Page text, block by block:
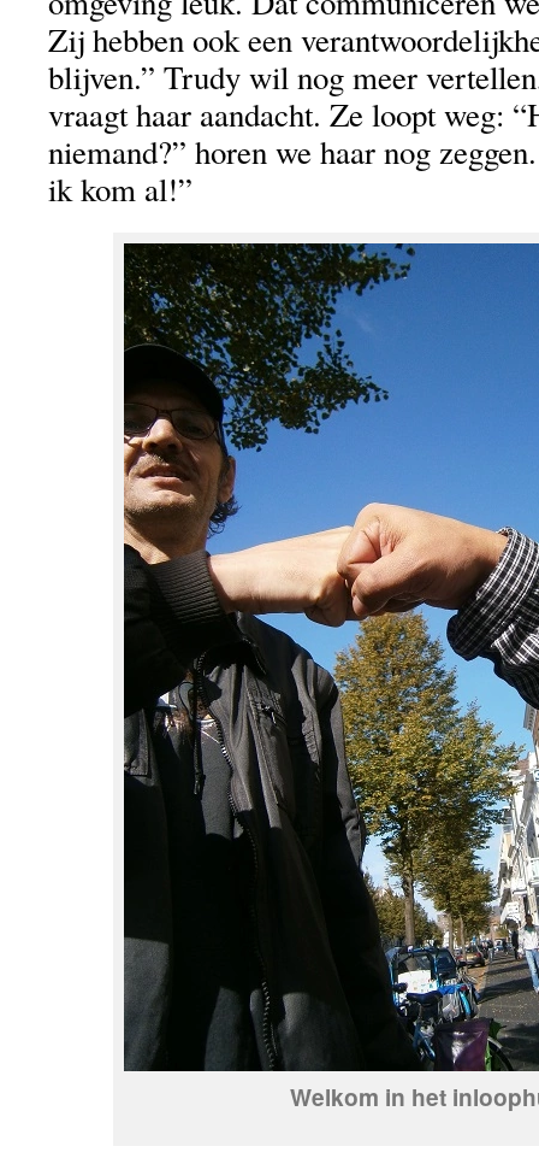
Zij hebben ook een
blijven.” Trudy wil nog meer
vraagt haar aandacht. Ze loopt weg:
niemand?” horen we haar nog
ik kom al!”
Welkom in het